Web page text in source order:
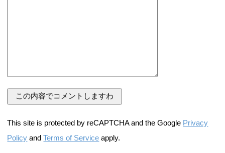
This site is protected by reCAPTCHA and the Google Privacy
Policy andTerms of Service apply.